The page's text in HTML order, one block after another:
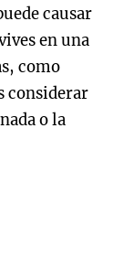
causar
en una
como
considerar
o la